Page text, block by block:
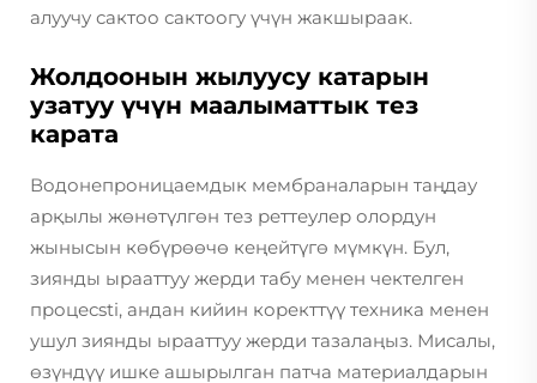
алуучу сактоо сактоогу үчүн жакшыраак.
Жолдоонын жылуусу катарын
узатуу үчүн маалыматтык тез
карата
Водонепроницаемдык мембраналарын таңдау
арқылы жөнөтүлгөн тез реттеулер олордун
жынысын көбүрөөчө кеңейтүгө мүмкүн. Бул,
зиянды ырааттуу жерди табу менен чектелген
процесsti, андан кийин коректтүү техника менен
ушул зиянды ырааттуу жерди тазалаңыз. Мисалы,
өзүндүү ишке ашырылган патча материалдарын